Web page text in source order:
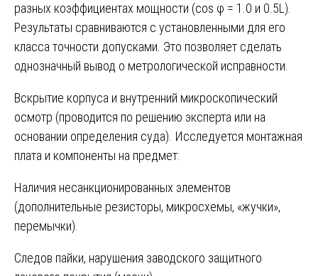
разных коэффициентах мощности (cos φ = 1.0 и 0.5L).
Результаты сравниваются с установленными для его
класса точности допусками. Это позволяет сделать
однозначный вывод о метрологической исправности.
Вскрытие корпуса и внутренний микроскопический
осмотр (проводится по решению эксперта или на
основании определения суда). Исследуется монтажная
плата и компоненты на предмет:
Наличия несанкционированных элементов
(дополнительные резисторы, микросхемы, «жучки»,
перемычки).
Следов пайки, нарушения заводского защитного